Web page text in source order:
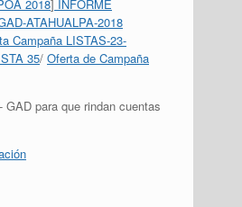
2018] INFORME
ATAHUALPA-2018
Campaña LISTAS-23-
35/ Oferta de Campaña
GAD para que rindan cuentas